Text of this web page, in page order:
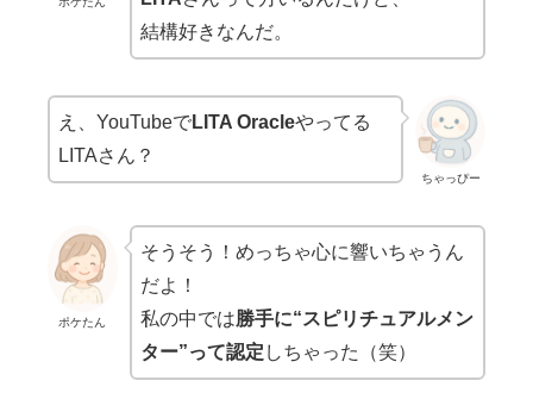
結構好きなんだ。
ちゃっぴー
え、YouTubeでLITA Oracleやってる
LITAさん？
ポケたん
そうそう！めっちゃ心に響いちゃうん
だよ！
私の中では勝手に“スピリチュアルメン
ター”って認定 しちゃった（笑）